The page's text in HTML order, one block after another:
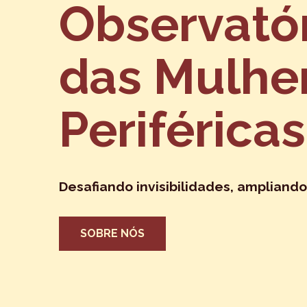
das
Periféricas
Desafiando invisibilidades,
SOBRE NÓS